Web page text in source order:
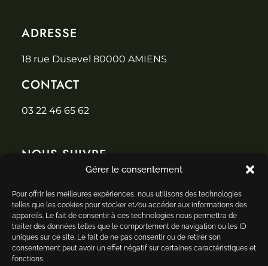
Gérer le consentement
Pour offrir les meilleures expériences, nous utilisons des technologies
telles que les cookies pour stocker et/ou accéder aux informations des
appareils. Le fait de consentir à ces technologies nous permettra de
traiter des données telles que le comportement de navigation ou les ID
uniques sur ce site. Le fait de ne pas consentir ou de retirer son
consentement peut avoir un effet négatif sur certaines caractéristiques et
fonctions.
ADRESSE
18 rue Dusevel 80000 AMIENS
CONTACT
03 22 46 65 62
NOUS SUIVRE
NOS CARTES
TRAITEUR